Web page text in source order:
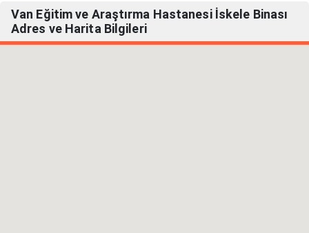
Van Eğitim ve Araştırma Hastanesi İskele Binası
Adres ve Harita Bilgileri